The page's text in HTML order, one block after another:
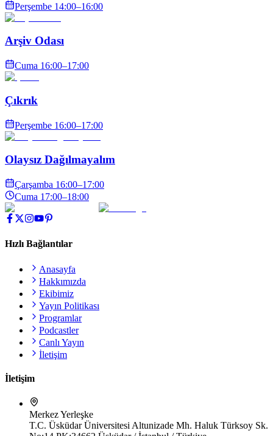
Perşembe 14:00–16:00
Arşiv Odası
Cuma 16:00–17:00
Çıkrık
Perşembe 16:00–17:00
Olaysız Dağılmayalım
Çarşamba 16:00–17:00
Cuma 17:00–18:00
Hızlı Bağlantılar
Anasayfa
Hakkımızda
Ekibimiz
Yayın Politikası
Programlar
Podcastler
Canlı Yayın
İletişim
İletişim
Merkez Yerleşke
T.C. Üsküdar Üniversitesi Altunizade Mh. Haluk Türksoy Sk.